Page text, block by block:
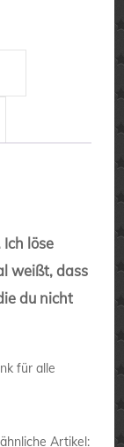
löse
weißt, dass
du nicht
für alle
Artikel: